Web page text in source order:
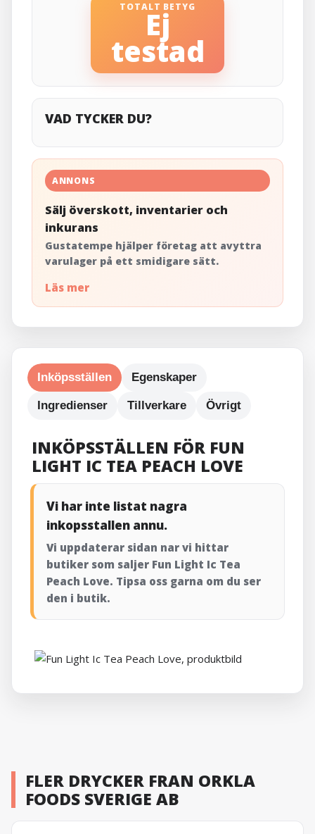
TOTALT BETYG
Ej
testad
VAD TYCKER DU?
ANNONS
Sälj överskott, inventarier och
inkurans
Gustatempe hjälper företag att avyttra
varulager på ett smidigare sätt.
Läs mer
Inköpsställen Egenskaper
Ingredienser Tillverkare Övrigt
INKÖPSSTÄLLEN FÖR FUN
LIGHT IC TEA PEACH LOVE
Vi har inte listat nagra
inkopsstallen annu.
Vi uppdaterar sidan nar vi hittar
butiker som saljer Fun Light Ic Tea
Peach Love. Tipsa oss garna om du ser
den i butik.
FLER DRYCKER FRAN ORKLA
FOODS SVERIGE AB